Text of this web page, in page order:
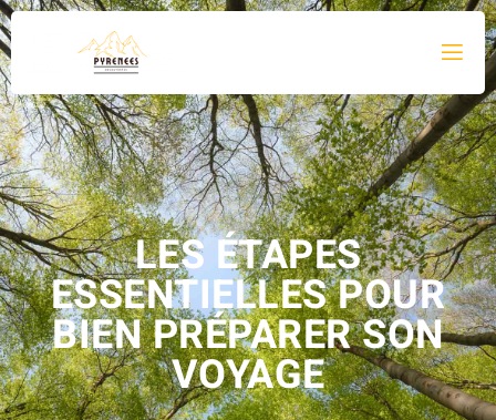
LES ÉTAPES
ESSENTIELLES POUR
BIEN PRÉPARER SON
VOYAGE